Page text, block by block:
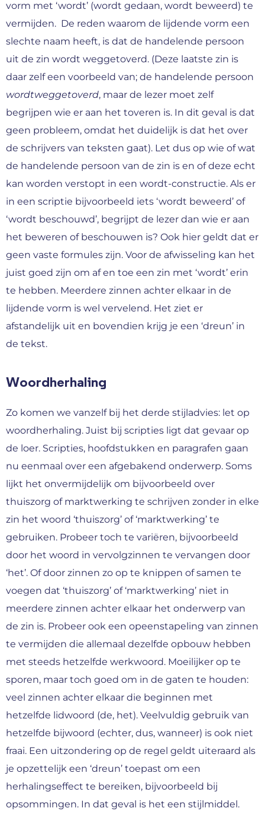
vorm met ‘wordt’ (wordt gedaan, wordt beweerd) te
vermijden. De reden waarom de lijdende vorm een
slechte naam heeft, is dat de handelende persoon
uit de zin wordt weggetoverd. (Deze laatste zin is
daar zelf een voorbeeld van; de handelende persoon
wordtweggetoverd, maar de lezer moet zelf
begrijpen wie er aan het toveren is. In dit geval is dat
geen probleem, omdat het duidelijk is dat het over
de schrijvers van teksten gaat). Let dus op wie of wat
de handelende persoon van de zin is en of deze echt
kan worden verstopt in een wordt-constructie. Als er
in een scriptie bijvoorbeeld iets ‘wordt beweerd’ of
‘wordt beschouwd’, begrijpt de lezer dan wie er aan
het beweren of beschouwen is? Ook hier geldt dat er
geen vaste formules zijn. Voor de afwisseling kan het
juist goed zijn om af en toe een zin met ‘wordt’ erin
te hebben. Meerdere zinnen achter elkaar in de
lijdende vorm is wel vervelend. Het ziet er
afstandelijk uit en bovendien krijg je een ‘dreun’ in
de tekst.
Woordherhaling
Zo komen we vanzelf bij het derde stijladvies: let op
woordherhaling. Juist bij scripties ligt dat gevaar op
de loer. Scripties, hoofdstukken en paragrafen gaan
nu eenmaal over een afgebakend onderwerp. Soms
lijkt het onvermijdelijk om bijvoorbeeld over
thuiszorg of marktwerking te schrijven zonder in elke
zin het woord ‘thuiszorg’ of ‘marktwerking’ te
gebruiken. Probeer toch te variëren, bijvoorbeeld
door het woord in vervolgzinnen te vervangen door
‘het’. Of door zinnen zo op te knippen of samen te
voegen dat ‘thuiszorg’ of ‘marktwerking’ niet in
meerdere zinnen achter elkaar het onderwerp van
de zin is. Probeer ook een opeenstapeling van zinnen
te vermijden die allemaal dezelfde opbouw hebben
met steeds hetzelfde werkwoord. Moeilijker op te
sporen, maar toch goed om in de gaten te houden:
veel zinnen achter elkaar die beginnen met
hetzelfde lidwoord (de, het). Veelvuldig gebruik van
hetzelfde bijwoord (echter, dus, wanneer) is ook niet
fraai. Een uitzondering op de regel geldt uiteraard als
je opzettelijk een ‘dreun’ toepast om een
herhalingseffect te bereiken, bijvoorbeeld bij
opsommingen. In dat geval is het een stijlmiddel.